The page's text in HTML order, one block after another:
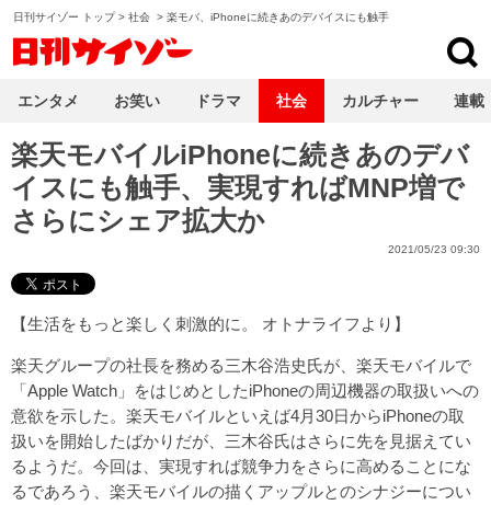
日刊サイゾー トップ> 社会 > 楽モバ、iPhoneに続きあのデバイスにも触手
楽天モバイルiPhoneに続きあのデバ
イスにも触手、実現すればMNP増で
さらにシェア拡大か
2021/05/23 09:30
【生活をもっと楽しく刺激的に。 オトナライフ より】
楽天グループの社長を務める三木谷浩史氏が、楽天モバイルで
「Apple Watch」をはじめとしたiPhoneの周辺機器の取扱いへの
意欲を示した。楽天モバイルといえば4月30日からiPhoneの取
扱いを開始したばかりだが、三木谷氏はさらに先を見据えてい
るようだ。今回は、実現すれば競争力をさらに高めることにな
るであろう、楽天モバイルの描くアップルとのシナジーについ
エンタメ お笑い ドラマ 社会 カルチャー 連載